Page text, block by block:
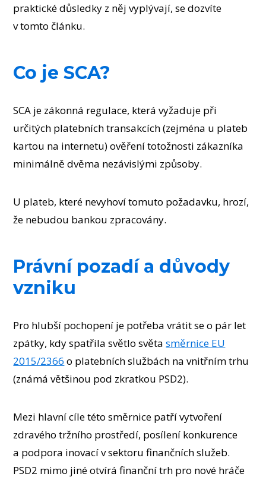
praktické důsledky z něj vyplývají, se dozvíte
v tomto článku.
Co je SCA?
SCA je zákonná regulace, která vyžaduje při
určitých platebních transakcích (zejména u plateb
kartou na internetu) ověření totožnosti zákazníka
minimálně dvěma nezávislými způsoby.
U plateb, které nevyhoví tomuto požadavku, hrozí,
že nebudou bankou zpracovány.
Právní pozadí a důvody
vzniku
Pro hlubší pochopení je potřeba vrátit se o pár let
zpátky, kdy spatřila světlo světasměrnice EU
2015/2366 o platebních službách na vnitřním trhu
(známá většinou pod zkratkou PSD2).
Mezi hlavní cíle této směrnice patří vytvoření
zdravého tržního prostředí, posílení konkurence
a podpora inovací v sektoru finančních služeb.
PSD2 mimo jiné otvírá finanční trh pro nové hráče